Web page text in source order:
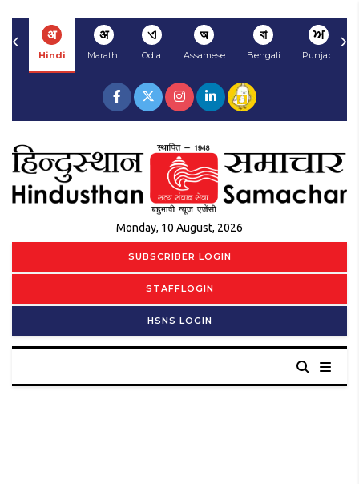
अ
Hindi
अ
Marathi
ଏ
Odia
অ
Assamese
বা
Bengali
ਅ
Punjabi
Monday, 10 August, 2026
SUBSCRIBER LOGIN
STAFFLOGIN
HSNS LOGIN